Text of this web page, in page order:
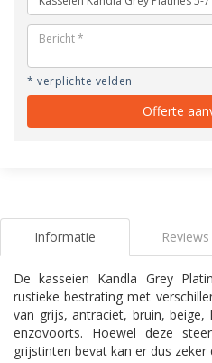
* verplichte velden
Offerte
Informatie
De kasseien Kandla Grey
rustieke bestrating met
van grijs, antraciet, bruin, beige,
enzovoorts. Hoewel deze
grijstinten bevat kan er dus